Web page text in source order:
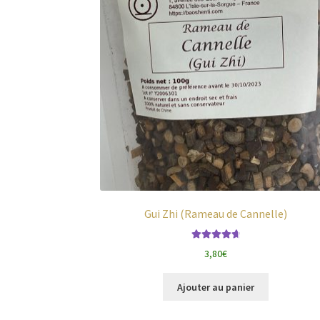
Gui Zhi (Rameau de Cannelle)
3,80€
Ajouter au panier